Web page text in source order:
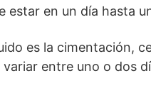
estar en un día hasta
es la cimentación,
entre uno o dos